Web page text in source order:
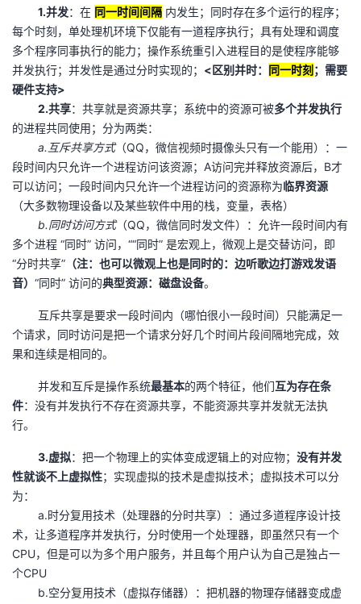
堂
我
的
课
程
我
的
认
证
我
的
实
验
我
的
收
藏
我
的
技
术
支
持
我
的
云
声
建
议
1.并发：在 同一时间间隔 内发生；同时存在多个运行的程序；
每个时刻，单处理机环境下仅能有一道程序执行；具有处理和调度
多个程序同事执行的能力；操作系统重引入进程目的是使程序能够
并发执行；并发性是通过分时实现的； <区别并时： 同一时刻 ；需要
硬件支持>
2.共享：共享就是资源共享；系统中的资源可被多个并发执行
的进程共同使用；分为两类：
a.互斥共享方式（QQ，微信视频时摄像头只有一个能用）：一
段时间内只允许一个进程访问该资源；A访问完并释放资源后，B才
可以访问；一段时间内只允许一个进程访问的资源称为临界资源
（大多数物理设备以及某些软件中用的栈，变量，表格）
b.同时访问方式（QQ，微信同时发文件）：允许一段时间内有
多个进程 “同时” 访问，““同时” 是宏观上，微观上是交替访问，即
“分时共享” （注：也可以微观上也是同时的：边听歌边打游戏发语
音） “同时” 访问的典型资源：磁盘设备。
互斥共享是要求一段时间内（哪怕很小一段时间）只能满足一
个请求，同时访问是把一个请求分好几个时间片段间隔地完成，效
果和连续是相同的。
并发和互斥是操作系统最基本的两个特征，他们互为存在条
件：没有并发执行不存在资源共享，不能资源共享并发就无法执
行。
3.虚拟：把一个物理上的实体变成逻辑上的对应物； 没有并发
性就谈不上虚拟性；实现虚拟的技术是虚拟技术；虚拟技术可以分
为：
a.时分复用技术（处理器的分时共享）：通过多道程序设计技
术，让多道程序并发执行，分时使用一个处理器，即虽然只有一个
CPU，但是可以为多个用户服务，并且每个用户认为自己是独占一
个CPU
b.空分复用技术（虚拟存储器）：把机器的物理存储器变成虚